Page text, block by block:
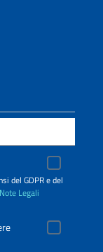
del GDPR e del
Note Legali